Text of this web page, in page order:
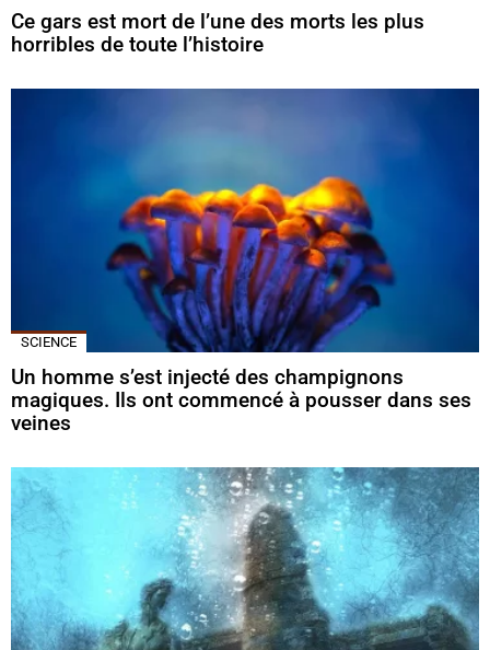
Ce gars est mort de l’une des morts les plus
horribles de toute l’histoire
SCIENCE
Un homme s’est injecté des champignons
magiques. Ils ont commencé à pousser dans ses
veines